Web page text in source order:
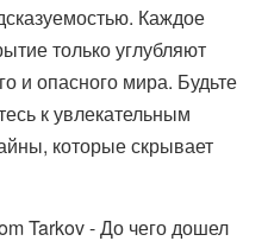
Каждое
только углубляют
и опасного мира. Будьте
к увлекательным
которые скрывает
Tarkov - До чего дошел